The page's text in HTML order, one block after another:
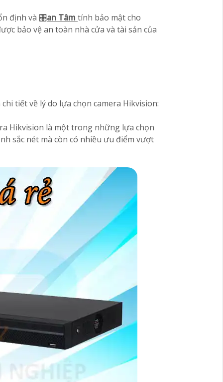
định và 🎛an Tâm tính bảo mật cho
bảo vệ an toàn nhà cửa và tài sản của
tiết về lý do lựa chọn camera Hikvision:
Hikvision là một trong những lựa chọn
sắc nét mà còn có nhiều ưu điểm vượt